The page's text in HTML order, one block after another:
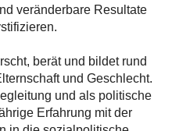
veränderbare Resultate
berät und bildet rund
und Geschlecht.
und als politische
Erfahrung mit der